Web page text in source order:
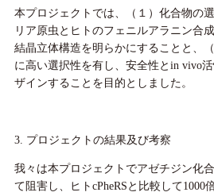
本プロジェクトでは、（１）化合物の
リア原虫とヒトのフェニルアラニン合
結晶立体構造を明らかにすることと、
に高い選択性を有し、安全性とin vivo
ザインすることを目的としました。
3. プロジェクトの結果及び考察
我々は本プロジェクトでアゼチジン化
て阻害し、ヒトcPheRSと比較して1000